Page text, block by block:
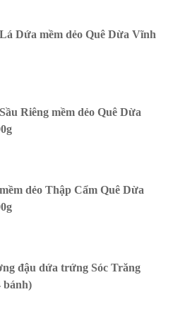
Dứa mềm dẻo Quê Dừa Vĩnh
Riêng mềm dẻo Quê Dừa
dẻo Thập Cẩm Quê Dừa
đậu dứa trứng Sóc Trăng
bánh)